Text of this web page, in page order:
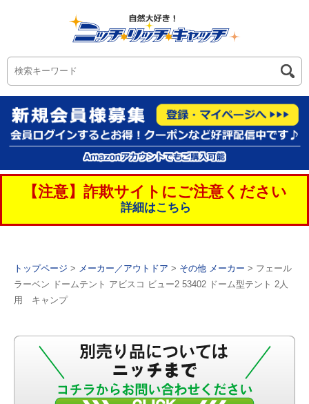
【注意】詐欺サイトにご注意ください
詳細はこちら
トップページ > メーカー／アウトドア > その他 メーカー > フェール
ラーベン ドームテント アビスコ ビュー2 53402 ドーム型テント 2人
用 キャンプ